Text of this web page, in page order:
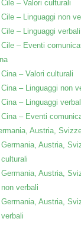
Cile – Valori culturali
Cile – Linguaggi non
Cile – Linguaggi verbali
Cile – Eventi
Cina – Valori culturali
Cina – Linguaggi non
Cina – Linguaggi
Cina – Eventi
Austria,
Germania, Austria,
culturali
Germania, Austria,
non verbali
Germania, Austria,
verbali